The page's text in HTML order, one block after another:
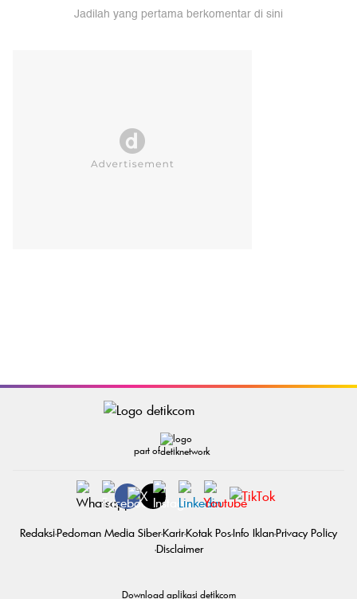
Jadilah yang pertama berkomentar di sini
part of
RedaksiPedoman Media SiberKarirKotak PosInfo IklanPrivacy Policy
Disclaimer
Download aplikasi detikcom